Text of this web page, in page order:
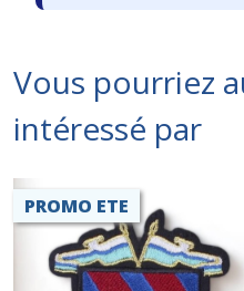
Vous pourriez
intéressé par
PROMO ETE